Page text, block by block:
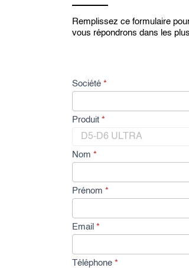
Remplissez ce formulaire
vous répondrons dans les
D
e
a
e
d
d
e
i
s
Société *
Produit *
Nom *
Prénom *
Email *
Téléphone *